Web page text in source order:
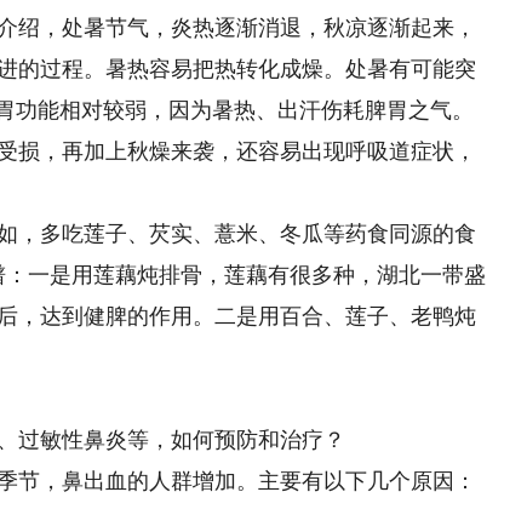
，处暑节气，炎热逐渐消退，秋凉逐渐起来，
的过程。暑热容易把热转化成燥。处暑有可能突
能相对较弱，因为暑热、出汗伤耗脾胃之气。
，再加上秋燥来袭，还容易出现呼吸道症状，
多吃莲子、芡实、薏米、冬瓜等药食同源的食
一是用莲藕炖排骨，莲藕有很多种，湖北一带盛
，达到健脾的作用。二是用百合、莲子、老鸭炖
敏性鼻炎等，如何预防和治疗？
，鼻出血的人群增加。主要有以下几个原因：